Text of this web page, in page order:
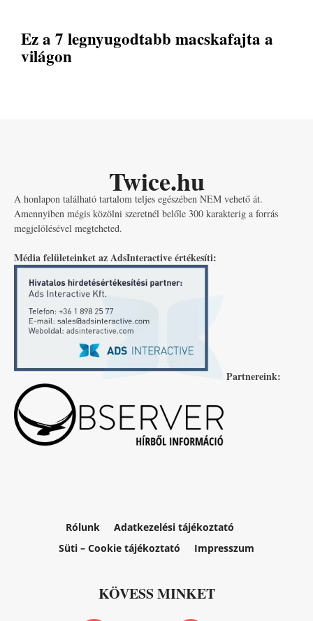
Ez a 7 legnyugodtabb macskafajta a
világon
Twice.hu
A honlapon található tartalom teljes egészében NEM vehető át.
Amennyiben mégis közölni szeretnél belőle 300 karakterig a forrás
megjelölésével megteheted.
Média felületeinket az AdsInteractive értékesíti:
Partnereink:
Rólunk
Adatkezelési tájékoztató
Süti – Cookie tájékoztató
Impresszum
KÖVESS MINKET